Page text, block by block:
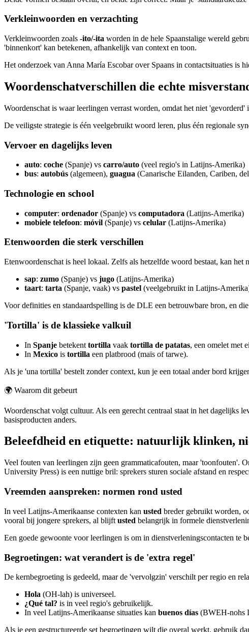
Verkleinwoorden en verzachting
Verkleinwoorden zoals -ito/-ita worden in de hele Spaanstalige wereld
'binnenkort' kan betekenen, afhankelijk van context en toon.
Het onderzoek van Anna María Escobar over Spaans in contactsituaties is
Woordenschatverschillen die echte
Woordenschat is waar leerlingen verrast worden, omdat het niet
De veiligste strategie is één veelgebruikt woord leren, plus één regionale
Vervoer en dagelijks leven
auto: coche (Spanje) vs carro/auto (veel regio's in Latijns-Amerika)
bus: autobús (algemeen), guagua (Canarische Eilanden, Cariben,
Technologie en school
computer: ordenador (Spanje) vs computadora (Latijns-Amerika)
mobiele telefoon: móvil (Spanje) vs celular (Latijns-Amerika)
Etenwoorden die sterk verschillen
Etenwoordenschat is heel lokaal. Zelfs als hetzelfde woord bestaat, kan het
sap: zumo (Spanje) vs jugo (Latijns-Amerika)
taart: tarta (Spanje, vaak) vs pastel (veelgebruikt in Latijns-
Voor definities en standaardspelling is de DLE een betrouwbare bron, en
'Tortilla' is de klassieke valkuil
In Spanje betekent tortilla vaak tortilla de patatas, een omelet met
In Mexico is tortilla een platbrood (maïs of tarwe).
Als je 'una tortilla' bestelt zonder context, kun je een totaal ander bord
🌍 Waarom dit gebeurt
Woordenschat volgt cultuur. Als een gerecht centraal staat in het dagelijks
basisproducten anders.
Beleefdheid en etiquette: natuurlijk klinken,
Veel fouten van leerlingen zijn geen grammaticafouten, maar 'toonfouten'.
University Press) is een nuttige bril: sprekers sturen sociale afstand en
Vreemden aanspreken: normen rond usted
In veel Latijns-Amerikaanse contexten kan usted breder gebruikt worden,
vooral bij jongere sprekers, al blijft usted belangrijk in formele
Een goede gewoonte voor leerlingen is om in dienstverleningscontacten te
Begroetingen: wat verandert is de 'extra regel'
De kernbegroeting is gedeeld, maar de 'vervolgzin' verschilt per regio en
Hola (OH-lah) is universeel.
¿Qué tal? is in veel regio's gebruikelijk.
In veel Latijns-Amerikaanse situaties kan buenos días (BWEH-nohs
Als je een gestructureerde set begroetingen wilt die overal werkt, gebruik